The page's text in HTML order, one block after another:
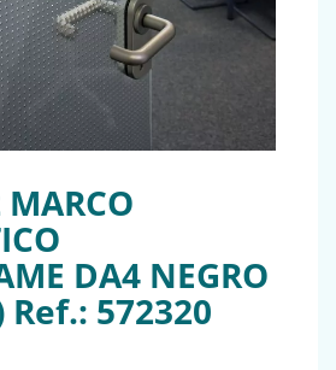
DA4 NEGRO
Ref.: 572320